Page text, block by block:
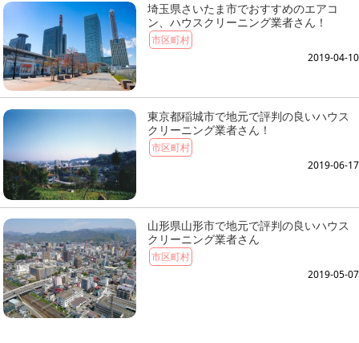
埼玉県さいたま市でおすすめのエアコ
ン、ハウスクリーニング業者さん！
市区町村
2019-04-10
東京都稲城市で地元で評判の良いハウス
クリーニング業者さん！
市区町村
2019-06-17
山形県山形市で地元で評判の良いハウス
クリーニング業者さん
市区町村
2019-05-07